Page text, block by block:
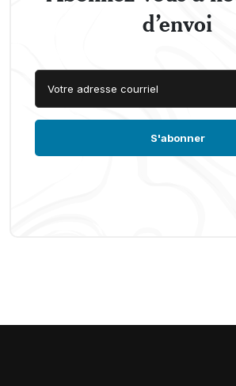
d’envoi